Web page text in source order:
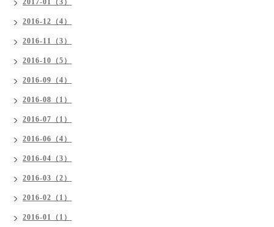
2017-01（3）
2016-12（4）
2016-11（3）
2016-10（5）
2016-09（4）
2016-08（1）
2016-07（1）
2016-06（4）
2016-04（3）
2016-03（2）
2016-02（1）
2016-01（1）